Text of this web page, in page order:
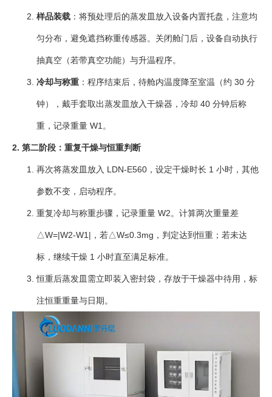
样品装载 ：将预处理后的蒸发皿放入设备内置托盘，注意均
匀分布，避免遮挡称重传感器。关闭舱门后，设备自动执行
抽真空（若带真空功能）与升温程序。
冷却与称重 ：程序结束后，待舱内温度降至室温（约 30 分
钟），戴手套取出蒸发皿放入干燥器，冷却 40 分钟后称
重，记录重量 W1。
2. 第二阶段：重复干燥与恒重判断
再次将蒸发皿放入 LDN-E560，设定干燥时长 1 小时，其他
参数不变，启动程序。
重复冷却与称重步骤，记录重量 W2。计算两次重量差
△W=|W2-W1|，若△W≤0.3mg，判定达到恒重；若未达
标，继续干燥 1 小时直至满足标准。
恒重后蒸发皿需立即装入密封袋，存放于干燥器中待用，标
注恒重重量与日期。